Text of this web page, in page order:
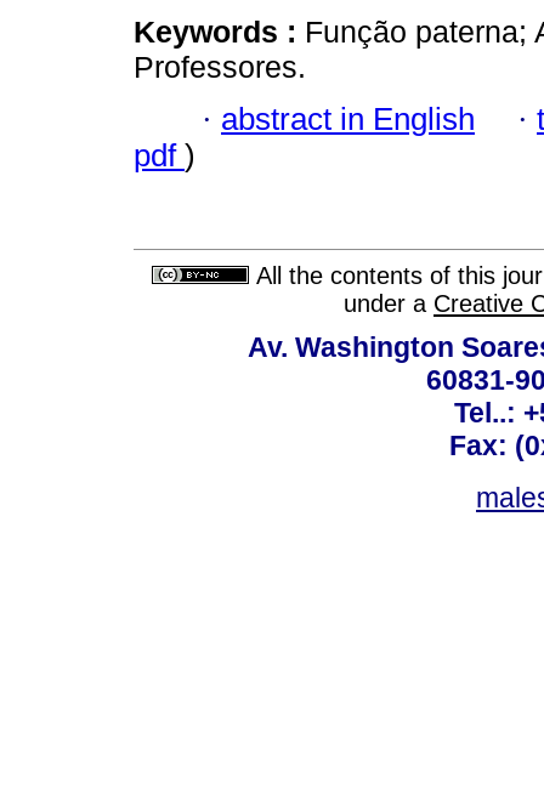
Keywords : Função paterna;
Professores.
· abstract in English ·
pdf )
All the contents of this
under a Creative
Av. Washington
60831-
Tel..:
Fax: